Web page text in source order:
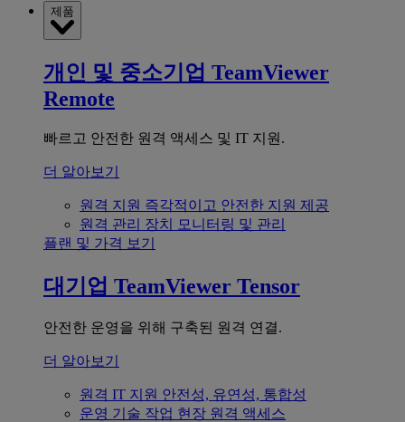
제품
개인 및 중소기업 TeamViewer
Remote
빠르고 안전한 원격 액세스 및 IT 지원.
더 알아보기
원격 지원 즉각적이고 안전한 지원 제공
원격 관리 장치 모니터링 및 관리
플랜 및 가격 보기
대기업 TeamViewer Tensor
안전한 운영을 위해 구축된 원격 연결.
더 알아보기
원격 IT 지원 안전성, 유연성, 통합성
운영 기술 작업 현장 원격 액세스